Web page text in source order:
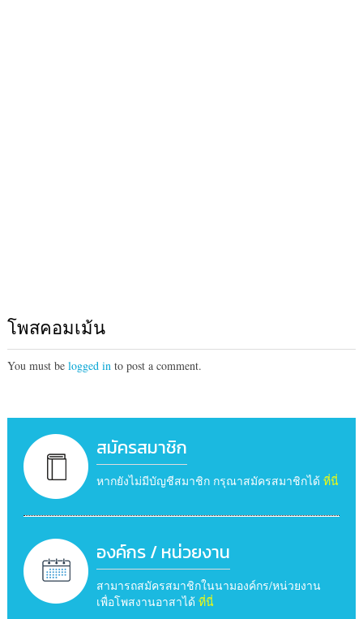
โพสคอมเม้น
You must be logged in to post a comment.
สมัครสมาชิก
หากยังไม่มีบัญชีสมาชิก กรุณาสมัครสมาชิกได้ ที่นี่
องค์กร / หน่วยงาน
สามารถสมัครสมาชิกในนามองค์กร/หน่วยงาน
เพื่อโพสงานอาสาได้ ที่นี่